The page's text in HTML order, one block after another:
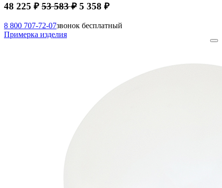
48 225 ₽ 53 583 ₽ 5 358 ₽
8 800 707-72-07звонок бесплатный
Примерка изделия